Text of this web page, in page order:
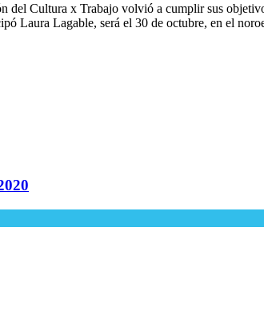
del Cultura x Trabajo volvió a cumplir sus
Laura Lagable, será el 30 de octubre, en el